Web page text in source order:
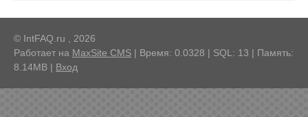
© IntFAQ.ru , 2026
Работает на MaxSite CMS | Время: 0.0328 | SQL: 13 | Память:
8.14MB | Вход